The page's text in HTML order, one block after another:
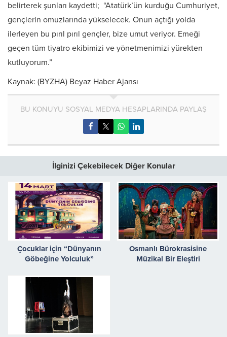
belirterek şunları kaydetti; “Atatürk’ün kurduğu Cumhuriyet,
gençlerin omuzlarında yükselecek. Onun açtığı yolda
ilerleyen bu pırıl pırıl gençler, bize umut veriyor. Emeği
geçen tüm tiyatro ekibimizi ve yönetmenimizi yürekten
kutluyorum.”
Kaynak: (BYZHA) Beyaz Haber Ajansı
BU KONUYU SOSYAL MEDYA HESAPLARINDA PAYLAŞ
İlginizi Çekebilecek Diğer Konular
Çocuklar için “Dünyanın
Göbeğine Yolculuk”
Osmanlı Bürokrasisine
Müzikal Bir Eleştiri